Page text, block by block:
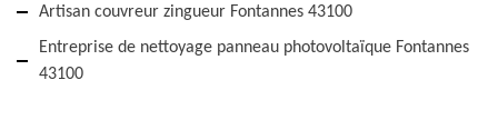
Artisan couvreur zingueur Fontannes 43100
Entreprise de nettoyage panneau photovoltaïque Fontannes
43100